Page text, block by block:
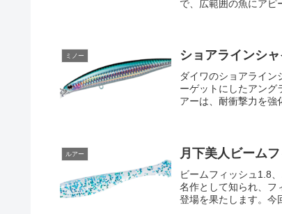
で、広範囲の魚にアピ
ミノー ショアラインシ
ダイワのショアライン
ーゲットにしたアング
アーは、耐衝撃力を強
ルアー 月下美人ビーム
ビームフィッシュ1.8
名作として知られ、フ
登場を果たします。今